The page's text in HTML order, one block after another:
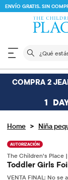
ENVÍO GRATIS. SIN
El
COMPRA 2
1
Home > Niña
AUTORIZACIÓN
The Children’s Place |
Toddler Girls
VENTA FINAL: No se